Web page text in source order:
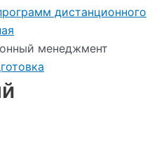
дистанционного
менеджмент